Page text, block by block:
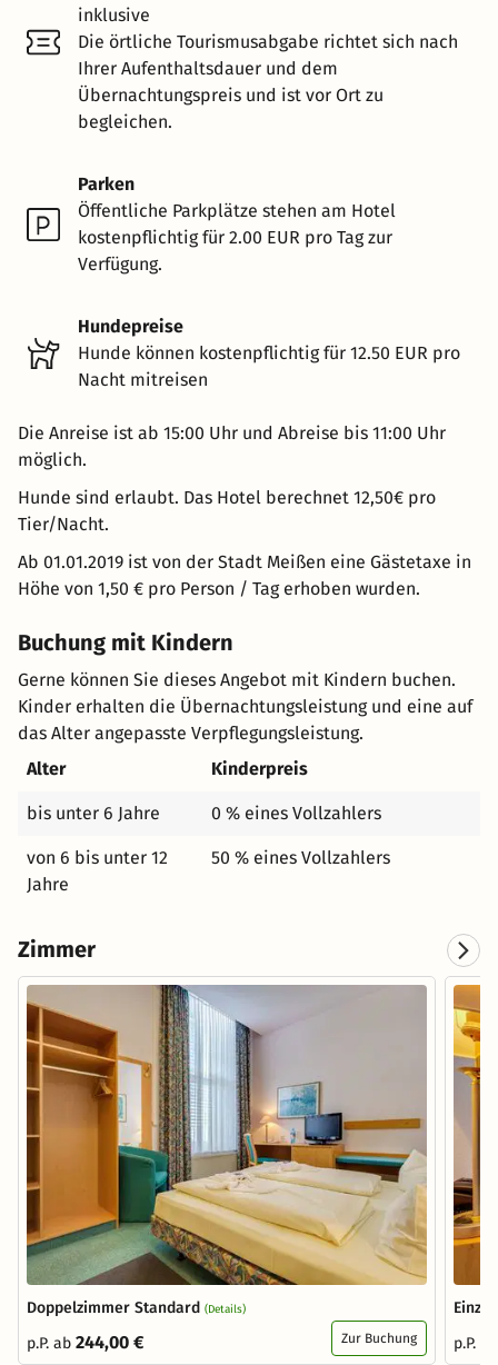
inklusive
Die örtliche Tourismusabgabe richtet sich nach
Ihrer Aufenthaltsdauer und dem
Übernachtungspreis und ist vor Ort zu
begleichen.
Parken
Öffentliche Parkplätze stehen am Hotel
kostenpflichtig für 2.00 EUR pro Tag zur
Verfügung.
Hundepreise
Hunde können kostenpflichtig für 12.50 EUR pro
Nacht mitreisen
Die Anreise ist ab 15:00 Uhr und Abreise bis 11:00 Uhr
möglich.
Hunde sind erlaubt. Das Hotel berechnet 12,50€ pro
Tier/Nacht.
Ab 01.01.2019 ist von der Stadt Meißen eine Gästetaxe in
Höhe von 1,50 € pro Person / Tag erhoben wurden.
Buchung mit Kindern
Gerne können Sie dieses Angebot mit Kindern buchen.
Kinder erhalten die Übernachtungsleistung und eine auf
das Alter angepasste Verpflegungsleistung.
Alter
Kinderpreis
bis unter 6 Jahre 0 % eines Vollzahlers
von 6 bis unter 12
Jahre
50 % eines Vollzahlers
Zimmer
Doppelzimmer Standard (Details)
p.P. ab 244,00 € Zur Buchung
p.P.